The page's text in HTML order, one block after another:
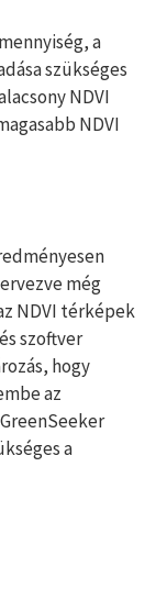
a
szükséges
NDVI
NDVI
még
NDVI térképek
szoftver
hogy
az
a